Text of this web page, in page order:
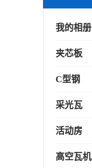
我的相册
夹芯板
C型钢
采光瓦
活动房
高空瓦机